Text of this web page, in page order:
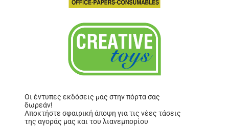
Οι έντυπες εκδόσεις μας στην πόρτα σας
δωρεάν!
Αποκτήστε σφαιρική άποψη για τις νέες τάσεις
της αγοράς μας και του λιανεμπορίου